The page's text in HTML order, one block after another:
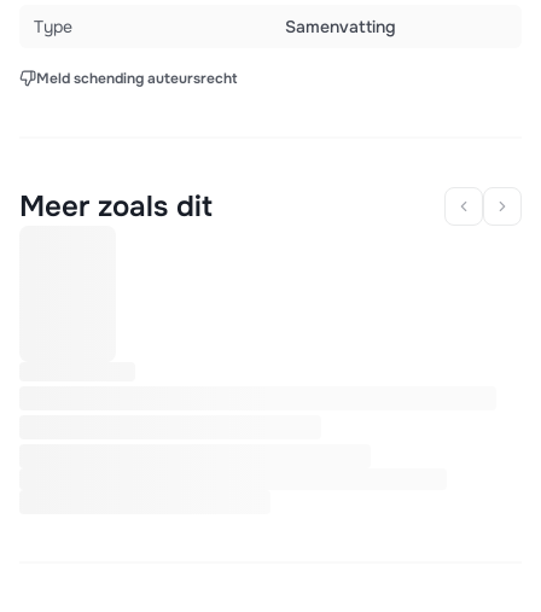
Type
Samenvatting
Meld schending auteursrecht
Meer zoals dit